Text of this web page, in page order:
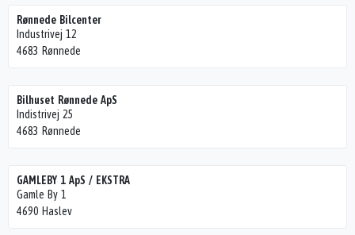
Rønnede Bilcenter
Industrivej 12
4683 Rønnede
Bilhuset Rønnede ApS
Indistrivej 25
4683 Rønnede
GAMLEBY 1 ApS / EKSTRA
Gamle By 1
4690 Haslev